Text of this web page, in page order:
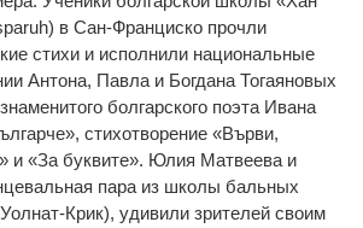
в Сан-Франциско прочли
стихи и исполнили национальные
Антона, Павла и Богдана Тогаяновых
болгарского поэта Ивана
стихотворение «Върви,
и «За буквите». Юлия Матвеева и
пара из школы бальных
Крик), удивили зрителей своим